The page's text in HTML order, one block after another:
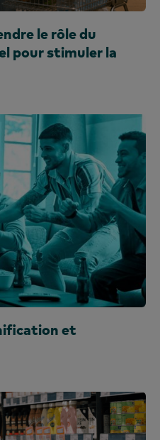
le rôle du
pour stimuler la
et